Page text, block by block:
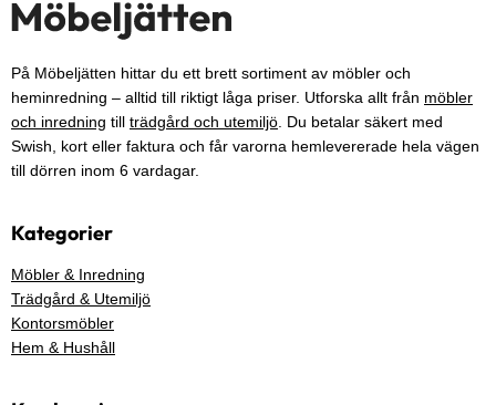
På Möbeljätten hittar du ett brett sortiment av möbler och
heminredning – alltid till riktigt låga priser. Utforska allt från möbler
och inredning till trädgård och utemiljö . Du betalar säkert med
Swish, kort eller faktura och får varorna hemlevererade hela vägen
till dörren inom 6 vardagar.
Kategorier
Möbler & Inredning
Trädgård & Utemiljö
Kontorsmöbler
Hem & Hushåll